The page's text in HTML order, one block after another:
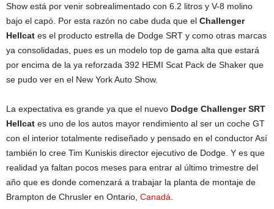
Show está por venir sobrealimentado con 6.2 litros y V-8 molino
bajo el capó. Por esta razón no cabe duda que el Challenger
Hellcat es el producto estrella de Dodge SRT y como otras marcas
ya consolidadas, pues es un modelo top de gama alta que estará
por encima de la ya reforzada 392 HEMI Scat Pack de Shaker que
se pudo ver en el New York Auto Show.
La expectativa es grande ya que el nuevo Dodge Challenger SRT
Hellcat es uno de los autos mayor rendimiento al ser un coche GT
con el interior totalmente rediseñado y pensado en el conductor Así
también lo cree Tim Kuniskis director ejecutivo de Dodge. Y es que
realidad ya faltan pocos meses para entrar al último trimestre del
año que es donde comenzará a trabajar la planta de montaje de
Brampton de Chrusler en Ontario, Canadá